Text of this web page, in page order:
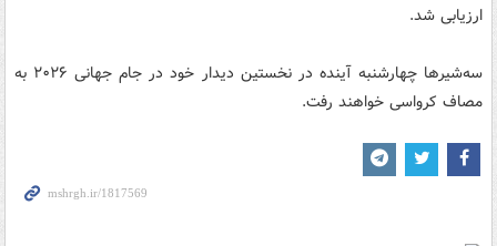
ارزیابی شد.
سه‌شیرها چهارشنبه آینده در نخستین دیدار خود در جام جهانی ۲۰۲۶ به
مصاف کرواسی خواهند رفت.